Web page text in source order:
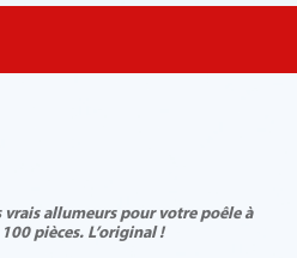
vrais allumeurs pour votre poêle à
pièces. L’original !